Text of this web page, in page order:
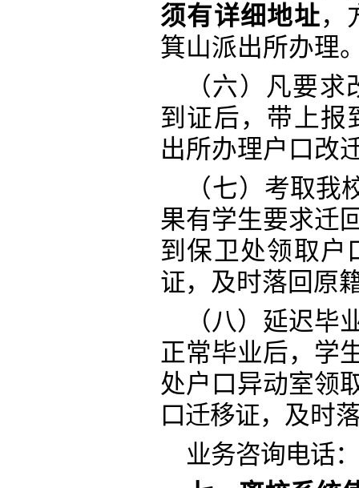
须有详细地址，
箕山派出所办理
（六）凡要
到证后，带上报
出所办理户口改
（七） 考取我
果有学生要求迁
到保卫处领取户
证，及时落回原
（八）延迟毕
正常毕业后，学
处户口异动室领
口迁移证， 及时
业务咨询电话：